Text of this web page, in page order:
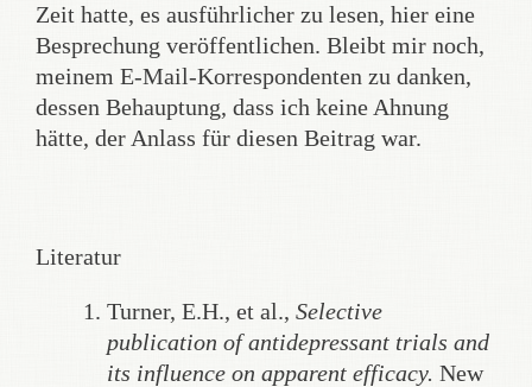
Zeit hatte, es ausführlicher zu lesen, hier eine
Besprechung veröffentlichen. Bleibt mir noch,
meinem E-Mail-Korrespondenten zu danken,
dessen Behauptung, dass ich keine Ahnung
hätte, der Anlass für diesen Beitrag war.
Literatur
Turner, E.H., et al., Selective
publication of antidepressant trials and
its influence on apparent efficacy. New